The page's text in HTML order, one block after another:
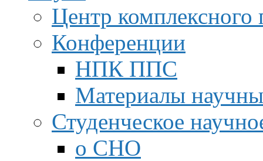
Центр
Конференции
НПК ППС
Материалы
Студенческое
о СНО